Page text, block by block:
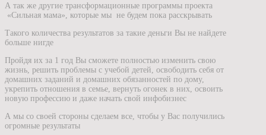
А так же другие трансформационные программы проекта
«Сильная мама», которые мы не будем пока расскрывать
Такого количества результатов за такие деньги Вы не найдете
больше нигде
Пройдя их за 1 год Вы сможете полностью изменить свою
жизнь, решить проблемы с учебой детей, освободить себя от
домашних заданий и домашних обязанностей по дому,
укрепить отношения в семье, вернуть огонек в них, освоить
новую профессию и даже начать свой инфобизнес
А мы со своей стороны сделаем все, чтобы у Вас получились
огромные результаты